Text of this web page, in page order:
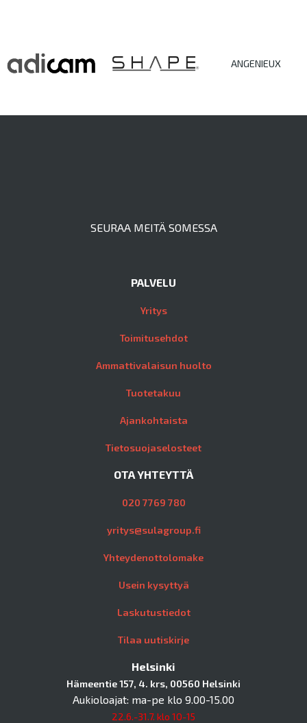
ANGENIEUX
SEURAA MEITÄ SOMESSA
PALVELU
Yritys
Toimitusehdot
Ammattivalaisun huolto
Tuotetakuu
Ajankohtaista
Tietosuojaselosteet
OTA YHTEYTTÄ
020 7769 780
yritys@sulagroup.fi
Yhteydenottolomake
Usein kysyttyä
Laskutustiedot
Tilaa uutiskirje
Helsinki
Hämeentie 157, 4. krs, 00560 Helsinki
Aukioloajat: ma-pe klo 9.00-15.00
22.6.-31.7. klo 10-15